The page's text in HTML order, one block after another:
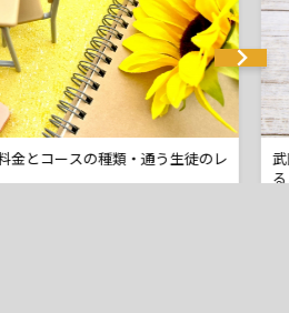
金とコースの種類・通う生徒のレ